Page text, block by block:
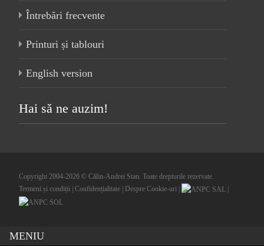
Întrebări frecvente
Printuri și tablouri
English version
Hai să ne auzim!
Copyright 2004-2026 © Călin-Andrei Stan. Toate drepturile rezervate.
Termeni și condiții Confidențialitate Despre Cookie-uri
MENIU